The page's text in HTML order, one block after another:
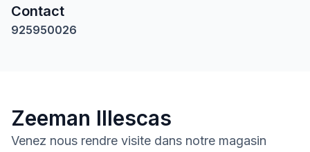
Contact
925950026
Zeeman Illescas
Venez nous rendre visite dans notre magasin